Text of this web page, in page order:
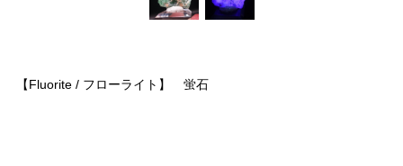
【Fluorite / フローライト】 蛍石